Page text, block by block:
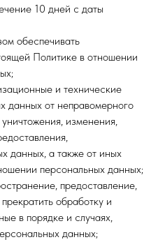
10 дней с даты
обеспечивать
Политике в отношении
и технические
данных от неправомерного
изменения,
данных, а также от иных
персональных данных;
предоставление,
обработку и
в порядке и случаях,
данных;